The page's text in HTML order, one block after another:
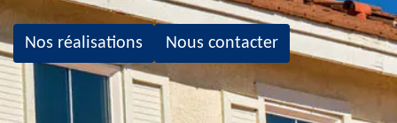
Nos réalisations Nous contacter